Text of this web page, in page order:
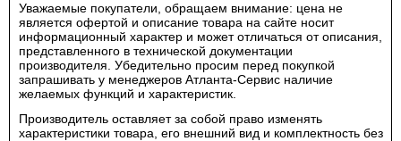
Уважаемые покупатели, обращаем внимание: цена не
является офертой и описание товара на сайте носит
информационный характер и может отличаться от описания,
представленного в технической документации
производителя. Убедительно просим перед покупкой
запрашивать у менеджеров Атланта-Сервис наличие
желаемых функций и характеристик.
Производитель оставляет за собой право изменять
характеристики товара, его внешний вид и комплектность без